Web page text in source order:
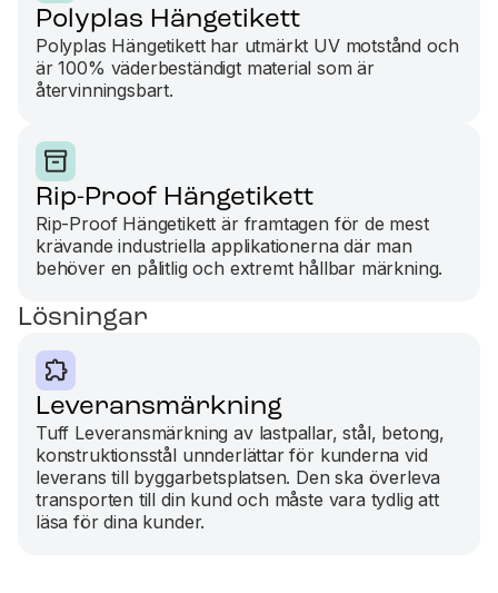
Polyplas Hängetikett
Polyplas Hängetikett har utmärkt UV motstånd och
är 100% väderbeständigt material som är
återvinningsbart.
Rip-Proof Hängetikett
Rip-Proof Hängetikett är framtagen för de mest
krävande industriella applikationerna där man
behöver en pålitlig och extremt hållbar märkning.
Lösningar
Leveransmärkning
Tuff Leveransmärkning av lastpallar, stål, betong,
konstruktionsstål unnderlättar för kunderna vid
leverans till byggarbetsplatsen. Den ska överleva
transporten till din kund och måste vara tydlig att
läsa för dina kunder.